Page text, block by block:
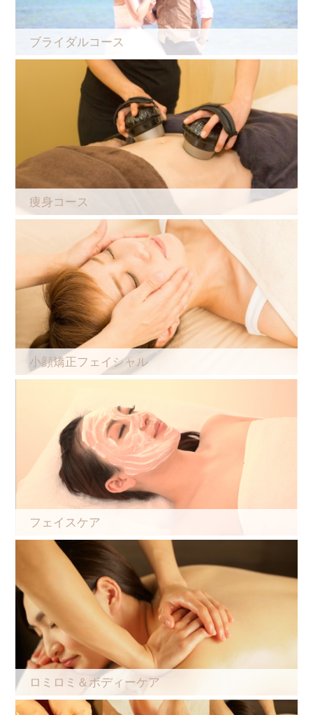
ブライダルコース
痩身コース
小顔矯正フェイシャル
フェイスケア
ロミロミ＆ボディーケア